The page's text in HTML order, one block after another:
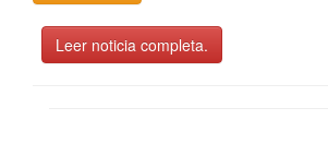
Leer noticia completa.